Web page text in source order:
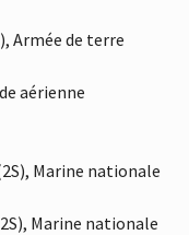
Armée de terre
aérienne
Marine nationale
Marine nationale